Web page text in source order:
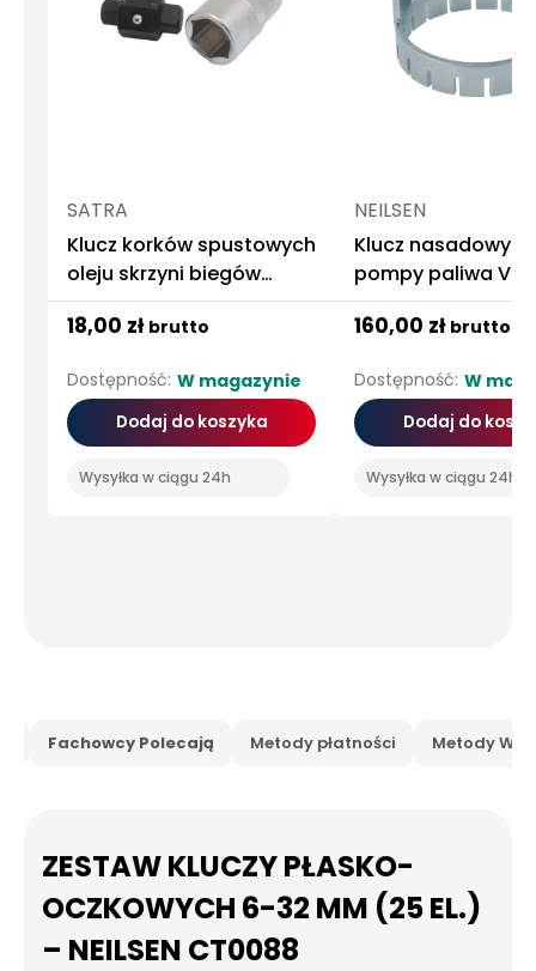
SATRA
Klucz korków spustowych
oleju skrzyni biegów
mechanizmów
różnicowych 8mm 10mm
18,00 zł brutto
Dostępność: W magazynie
Dodaj do koszyka
Wysyłka w ciągu 24h
NEILSEN
Klucz nasadowy
pompy paliwa
S80 XC70 S60
XC90 NEILSEN
160,00 zł brutto
Dostępność: W
Dodaj do
Wysyłka w ciągu 24h
Fachowcy Polecają Metody płatności Metody
ZESTAW KLUCZY PŁASKO-
OCZKOWYCH 6-32 MM (25 EL.)
– NEILSEN CT0088